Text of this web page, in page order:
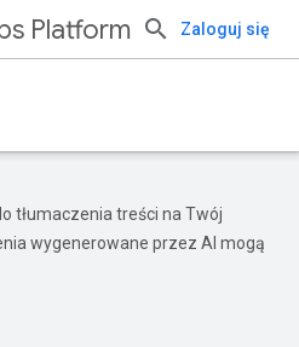
Platform Zaloguj się
tłumaczenia treści na Twój
wygenerowane przez AI mogą